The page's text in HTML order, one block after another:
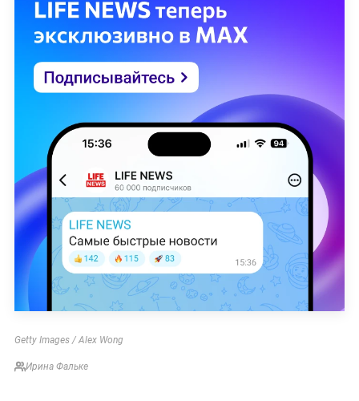
Getty Images / Alex Wong
Ирина Фальке